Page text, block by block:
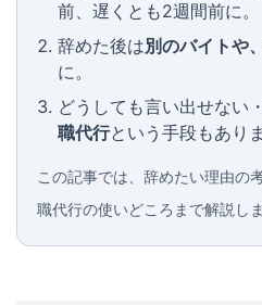
前、遅くとも2週間前に。
辞めた後は別のバイトや
に。
どうしても言い出せない
職代行という手段もありま
この記事では、辞めたい理由の
職代行の使いどころまで解説しま